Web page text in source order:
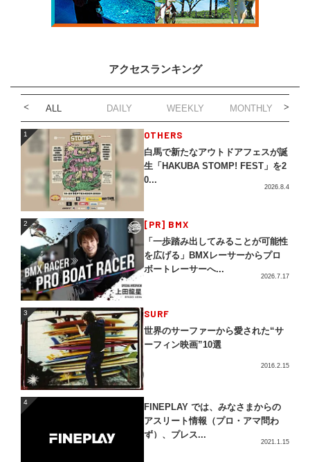
アクセスランキング
ALL DAILY WEEKLY MONTHLY
1 OTHERS
白馬で新たなアウトドアフェスが誕
生「HAKUBA STOMP! FEST」を2
0...
2026.8.4
2 [PR] BMX
「一歩踏み出してみることが可能性
を広げる」BMXレーサーからプロ
ボートレーサーへ...
2026.7.17
3 SURF
世界のサーファーから愛された“サ
ーフィン映画”10選
2016.2.15
4
FINEPLAY では、みなさまからの
アスリート情報（プロ・アマ問わ
ず）、プレス...
2021.1.15